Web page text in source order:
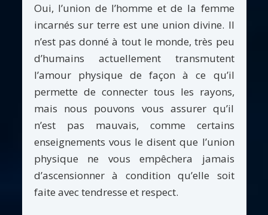
Oui, l’union de l’homme et de la femme
incarnés sur terre est une union divine. Il
n’est pas donné à tout le monde, très peu
d’humains actuellement transmutent
l’amour physique de façon à ce qu’il
permette de connecter tous les rayons,
mais nous pouvons vous assurer qu’il
n’est pas mauvais, comme certains
enseignements vous le disent que l’union
physique ne vous empêchera jamais
d’ascensionner à condition qu’elle soit
faite avec tendresse et respect.